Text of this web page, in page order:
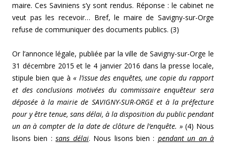
maire. Ces Saviniens s’y sont rendus. Réponse : le cabinet ne
veut pas les recevoir… Bref, le maire de Savigny-sur-Orge
refuse de communiquer des documents publics. (3)
Or l’annonce légale, publiée par la ville de Savigny-sur-Orge le
31 décembre 2015 et le 4 janvier 2016 dans la presse locale,
stipule bien que à « l’issue des enquêtes, une copie du rapport
et des conclusions motivées du commissaire enquêteur sera
déposée à la mairie de SAVIGNY-SUR-ORGE et à la préfecture
pour y être tenue, sans délai, à la disposition du public pendant
un an à compter de la date de clôture de l’enquête. » (4) Nous
lisons bien :sans délai. Nous lisons bien : pendant un an à